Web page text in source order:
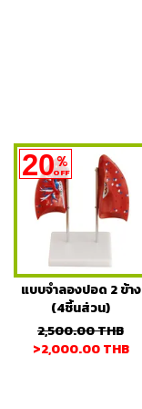
20%
OFF
แบบจำลองปอด 2 ข้าง
(4ชิ้นส่วน)
2,500.00THB
>2,000.00THB